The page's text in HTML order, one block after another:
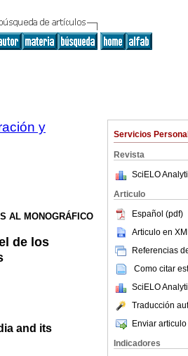
Servicios
Revista
SciELO
Articulo
Español (pdf)
Articulo en
Referencias
Como citar
SciELO
Traducción
Enviar
Indicadores
y
AL MONOGRÁFICO
de los
and its